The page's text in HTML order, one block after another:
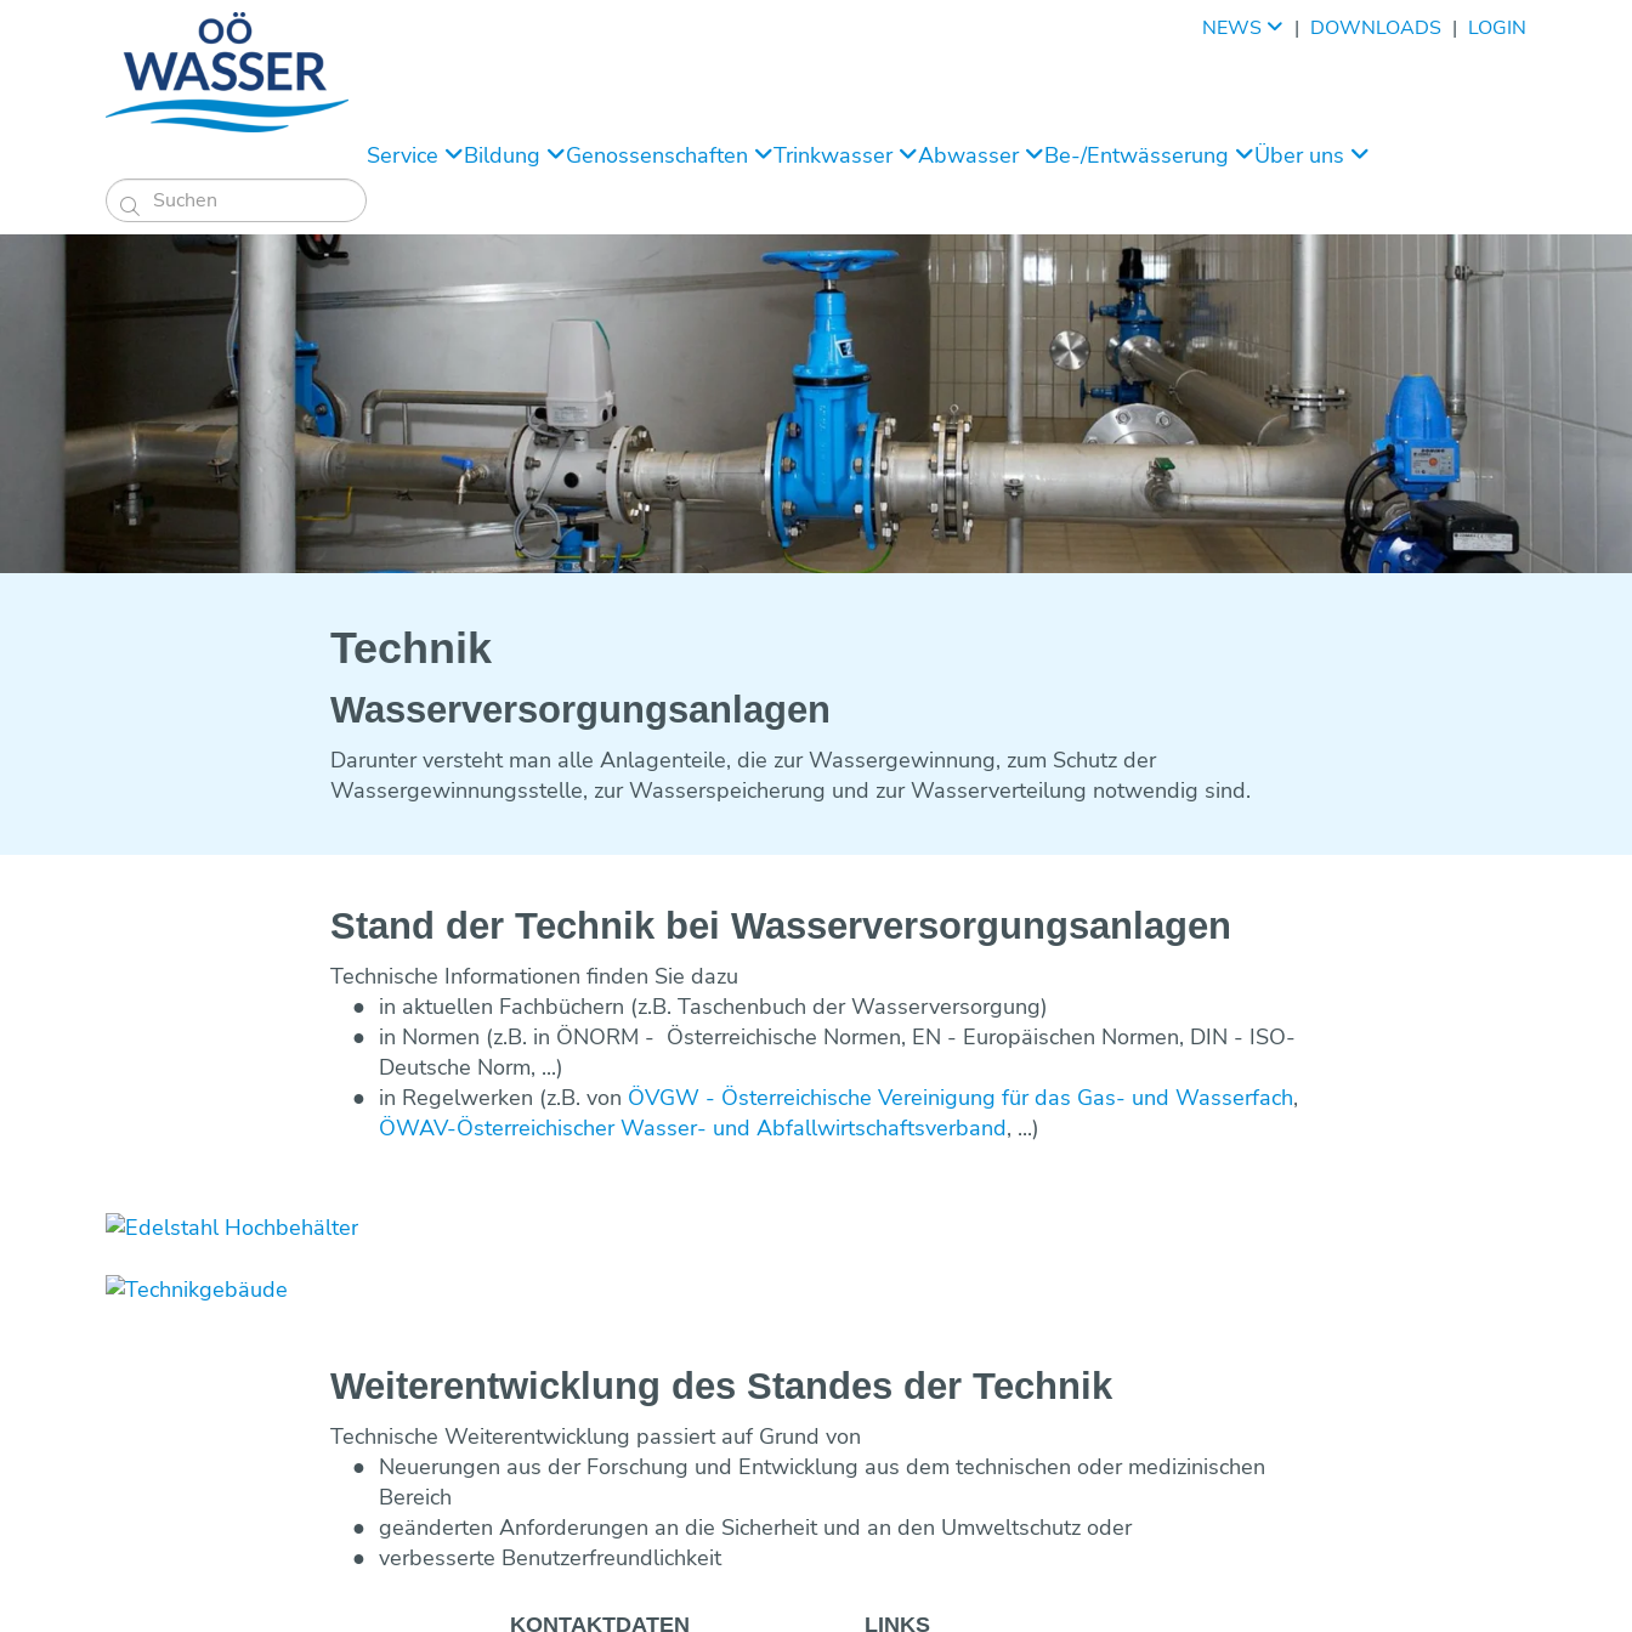
NEWS | DOWNLOADS | LOGIN
Service Bildung Genossenschaften Trinkwasser Abwasser Be-/Entwässerung Über uns

Technik
Wasser­versorgungsanlagen
Darunter versteht man alle Anlagenteile, die zur Wassergewinnung, zum Schutz der
Wassergewinnungsstelle, zur Wasserspeicherung und zur Wasserverteilung notwendig sind.
Stand der Technik bei Wasser­versorgungsanlagen
Technische Informationen finden Sie dazu
in aktuellen Fachbüchern (z.B. Taschenbuch der Wasserversorgung)
in Normen (z.B. in ÖNORM - Österreichische Normen, EN - Europäischen Normen, DIN - ISO-
Deutsche Norm, ...)
in Regelwerken (z.B. von ÖVGW - Österreichische Vereinigung für das Gas- und Wasserfach,
ÖWAV-Österreichischer Wasser- und Abfallwirtschaftsverband, ...)
Weiterentwicklung des Standes der Technik
Technische Weiterentwicklung passiert auf Grund von
Neuerungen aus der Forschung und Entwicklung aus dem technischen oder medizinischen
Bereich
geänderten Anforderungen an die Sicherheit und an den Umweltschutz oder
verbesserte Benutzerfreundlichkeit
KONTAKT­DATEN LINKS